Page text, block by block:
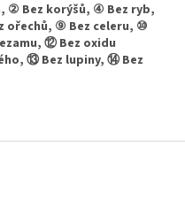
② Bez korýšů, ④ Bez ryb,
ořechů, ⑨ Bez celeru, ⑩
⑫ Bez oxidu
⑬ Bez lupiny, ⑭ Bez